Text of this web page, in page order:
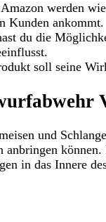
werden
Kunden ankommt.
du die
soll seine
und
anbringen
in das Innere